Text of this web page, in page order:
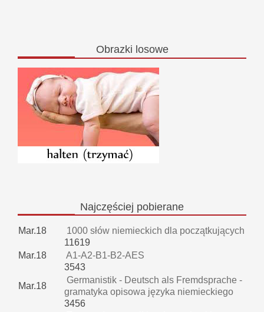
Obrazki losowe
Najczęściej pobierane
Mar.18
1000 słów niemieckich dla początkujących
11619
Mar.18
A1-A2-B1-B2-AES
3543
Mar.18
Germanistik - Deutsch als Fremdsprache -
gramatyka opisowa języka niemieckiego
3456